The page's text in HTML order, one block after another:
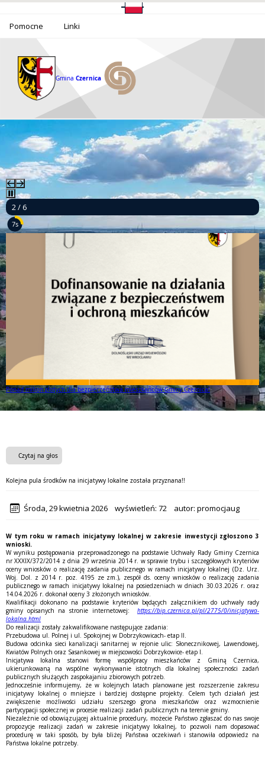
Pomocne Linki
Gmina Czernica
2 / 6
6s
Ponad milion złotych dla bezpieczeństwa mieszkańców Gminy Czernica!
Ponad milion złotych dla bezpieczeństwa mieszkańców Gminy Czernica!
Czytaj na głos
Kolejna pula środków na inicjatywy lokalne została przyznana!!
Środa, 29 kwietnia 2026 wyświetleń: 72 autor: promocjaug
W tym roku w ramach inicjatywy lokalnej w zakresie inwestycji zgłoszono 3
wnioski.
W wyniku postępowania przeprowadzonego na podstawie Uchwały Rady Gminy Czernica
nr XXXIX/372/2014 z dnia 29 września 2014 r. w sprawie trybu i szczegółowych kryteriów
oceny wniosków o realizację zadania publicznego w ramach inicjatywy lokalnej (Dz. Urz.
Woj. Dol. z 2014 r. poz. 4195 ze zm.), zespół ds. oceny wniosków o realizację zadania
publicznego w ramach inicjatywy lokalnej na posiedzeniach w dniach 30.03.2026 r. oraz
14.04.2026 r. dokonał oceny 3 złożonych wniosków.
Kwalifikacji dokonano na podstawie kryteriów będących załącznikiem do uchwały rady
gminy opisanych na stronie internetowej: https://bip.czernica.pl/pl/2775/0/inicjatywa-
lokalna.html
Do realizacji zostały zakwalifikowane następujące zadania:
Przebudowa ul. Polnej i ul. Spokojnej w Dobrzykowicach- etap II.
Budowa odcinka sieci kanalizacji sanitarnej w rejonie ulic: Słonecznikowej, Lawendowej,
Kwiatów Polnych oraz Sasankowej w miejscowości Dobrzykowice- etap I.
Inicjatywa lokalna stanowi formę współpracy mieszkańców z Gminą Czernica,
ukierunkowaną na wspólne wykonywanie istotnych dla lokalnej społeczności zadań
publicznych służących zaspokajaniu zbiorowych potrzeb.
Jednocześnie informujemy, że w kolejnych latach planowane jest rozszerzenie zakresu
inicjatywy lokalnej o mniejsze i bardziej dostępne projekty. Celem tych działań jest
zwiększenie możliwości udziału szerszego grona mieszkańców oraz wzmocnienie
partycypacji społecznej w procesie realizacji zadań publicznych na terenie gminy.
Niezależnie od obowiązującej aktualnie procedury, możecie Państwo zgłaszać do nas swoje
propozycje realizacji zadań w zakresie inicjatywy lokalnej, to pozwoli nam dopasować
procedurę w taki sposób, by była bliżej Państwa oczekiwań i stanowiła odpowiedz na
Państwa lokalne potrzeby.